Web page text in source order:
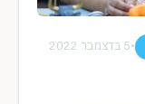
•5 בדצמבר 2022